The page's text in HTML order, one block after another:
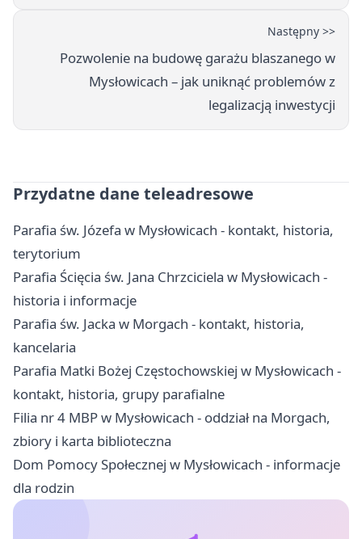
Następny >>
Pozwolenie na budowę garażu blaszanego w
Mysłowicach – jak uniknąć problemów z
legalizacją inwestycji
Przydatne dane teleadresowe
Parafia św. Józefa w Mysłowicach - kontakt, historia,
terytorium
Parafia Ścięcia św. Jana Chrzciciela w Mysłowicach -
historia i informacje
Parafia św. Jacka w Morgach - kontakt, historia,
kancelaria
Parafia Matki Bożej Częstochowskiej w Mysłowicach -
kontakt, historia, grupy parafialne
Filia nr 4 MBP w Mysłowicach - oddział na Morgach,
zbiory i karta biblioteczna
Dom Pomocy Społecznej w Mysłowicach - informacje
dla rodzin